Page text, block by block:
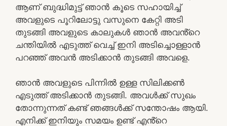
ആണ് ബുദ്ധിമുട്ട് ഞാൻ കൂടെ സഹായിച്ച്
അവളുടെ പൂറിലോട്ടു വസുനെ കേറ്റി അടി
തുടങ്ങി അവളുടെ കാലുകൾ ഞാൻ അവൻ്റെ
ചന്തിയിൽ എടുത്ത് വെച്ച് ഇനി അടിച്ചൊള്ളാൻ
പറഞ്ഞ് അവൻ അടിക്കാൻ തുടങ്ങി അവളെ.
ഞാൻ അവളുടെ പിന്നിൽ ഉള്ള സിലിക്കൺ
എടുത്ത് അടിക്കാൻ തുടങ്ങി. അവൾക്ക് സുഖം
തോന്നുന്നത് കണ്ട് ഞങ്ങൾക്ക് സന്തോഷം ആയി.
എനിക്ക് ഇനിയും സമയം ഉണ്ട് എൻ്റെ